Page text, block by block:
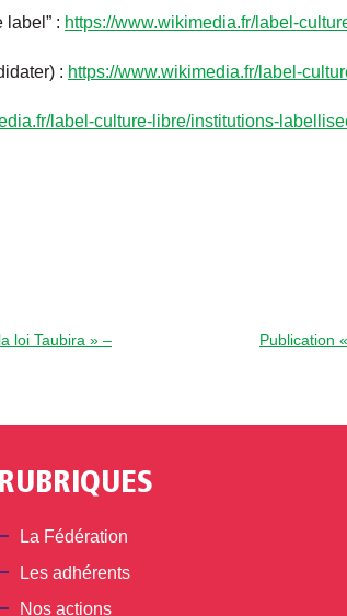
label” : https://www.wikimedia.fr/label-
: https://www.wikimedia.fr/label-
label-culture-libre/institutions-
loi Taubira » –
Publication
RUBRIQUES
La Fédération
Les adhérents
Nos actions